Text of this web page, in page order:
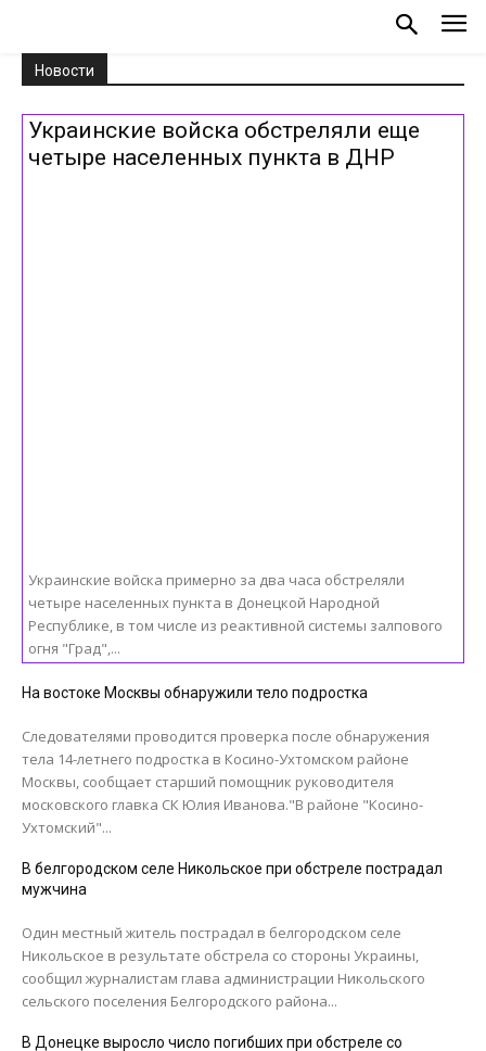
Новости
Украинские войска обстреляли еще
четыре населенных пункта в ДНР
Украинские войска примерно за два часа обстреляли
четыре населенных пункта в Донецкой Народной
Республике, в том числе из реактивной системы залпового
огня "Град",...
На востоке Москвы обнаружили тело подростка
Следователями проводится проверка после обнаружения
тела 14-летнего подростка в Косино-Ухтомском районе
Москвы, сообщает старший помощник руководителя
московского главка СК Юлия Иванова."В районе "Косино-
Ухтомский"...
В белгородском селе Никольское при обстреле пострадал
мужчина
Один местный житель пострадал в белгородском селе
Никольское в результате обстрела со стороны Украины,
сообщил журналистам глава администрации Никольского
сельского поселения Белгородского района...
В Донецке выросло число погибших при обстреле со